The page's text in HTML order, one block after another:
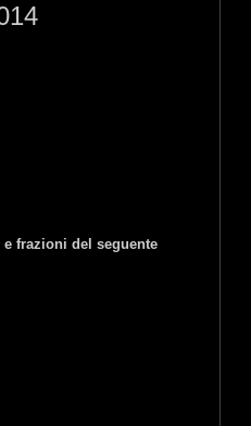
frazioni del seguente